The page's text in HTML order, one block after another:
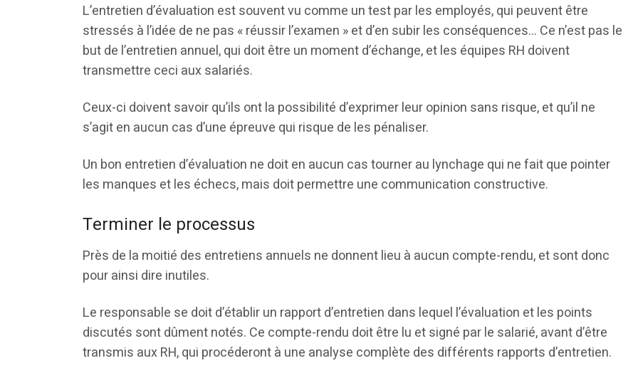
L’entretien d’évaluation est souvent vu comme un test par les employés, qui peuvent être
stressés à l’idée de ne pas « réussir l’examen » et d’en subir les conséquences… Ce n’est pas le
but de l’entretien annuel, qui doit être un moment d’échange, et les équipes RH doivent
transmettre ceci aux salariés.
Ceux-ci doivent savoir qu’ils ont la possibilité d’exprimer leur opinion sans risque, et qu’il ne
s’agit en aucun cas d’une épreuve qui risque de les pénaliser.
Un bon entretien d’évaluation ne doit en aucun cas tourner au lynchage qui ne fait que pointer
les manques et les échecs, mais doit permettre une communication constructive.
Terminer le processus
Près de la moitié des entretiens annuels ne donnent lieu à aucun compte-rendu, et sont donc
pour ainsi dire inutiles.
Le responsable se doit d’établir un rapport d’entretien dans lequel l’évaluation et les points
discutés sont dûment notés. Ce compte-rendu doit être lu et signé par le salarié, avant d’être
transmis aux RH, qui procéderont à une analyse complète des différents rapports d’entretien.